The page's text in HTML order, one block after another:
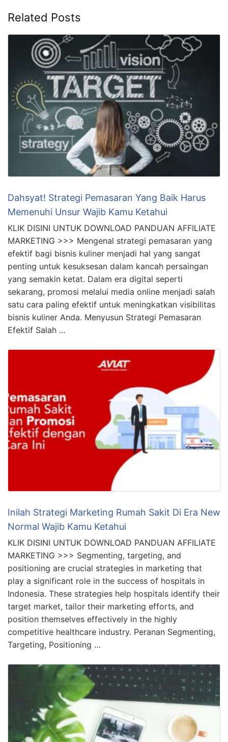
Related Posts
Dahsyat! Strategi Pemasaran Yang Baik Harus
Memenuhi Unsur Wajib Kamu Ketahui
KLIK DISINI UNTUK DOWNLOAD PANDUAN AFFILIATE
MARKETING >>> Mengenal strategi pemasaran yang
efektif bagi bisnis kuliner menjadi hal yang sangat
penting untuk kesuksesan dalam kancah persaingan
yang semakin ketat. Dalam era digital seperti
sekarang, promosi melalui media online menjadi salah
satu cara paling efektif untuk meningkatkan visibilitas
bisnis kuliner Anda. Menyusun Strategi Pemasaran
Efektif Salah …
Inilah Strategi Marketing Rumah Sakit Di Era New
Normal Wajib Kamu Ketahui
KLIK DISINI UNTUK DOWNLOAD PANDUAN AFFILIATE
MARKETING >>> Segmenting, targeting, and
positioning are crucial strategies in marketing that
play a significant role in the success of hospitals in
Indonesia. These strategies help hospitals identify their
target market, tailor their marketing efforts, and
position themselves effectively in the highly
competitive healthcare industry. Peranan Segmenting,
Targeting, Positioning …